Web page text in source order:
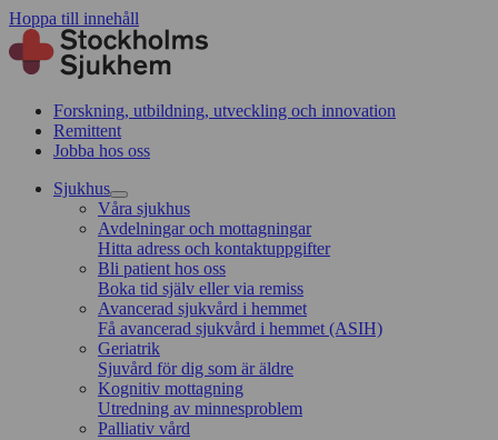
Hoppa till innehåll
Forskning, utbildning, utveckling och innovation
Remittent
Jobba hos oss
Sjukhus
Våra sjukhus
Avdelningar och mottagningar
Hitta adress och kontaktuppgifter
Bli patient hos oss
Boka tid själv eller via remiss
Avancerad sjukvård i hemmet
Få avancerad sjukvård i hemmet (ASIH)
Geriatrik
Sjuvård för dig som är äldre
Kognitiv mottagning
Utredning av minnesproblem
Palliativ vård